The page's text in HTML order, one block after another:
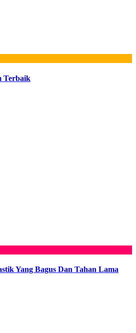
Terbaik
Yang Bagus Dan Tahan Lama